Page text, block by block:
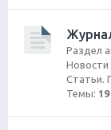
Раздел
Новости
Статьи.
Темы: 19